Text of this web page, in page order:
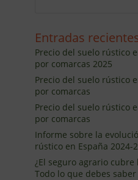
Entradas
Precio del suelo rústico
por comarcas 2025
Precio del suelo rústico
por comarcas
Precio del suelo rústico
por comarcas
Informe sobre la
rústico en España 2024-
¿El seguro agrario cubre
Todo lo que debes saber